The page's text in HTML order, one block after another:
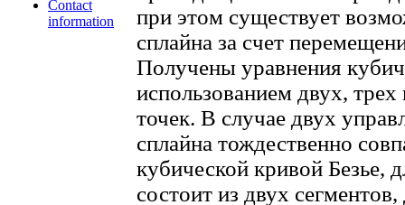
Contact
information
при этом существует
сплайна за счет
Получены уравнения
использованием двух,
точек. В случае двух
сплайна тождественно
кубической кривой Безье,
состоит из двух